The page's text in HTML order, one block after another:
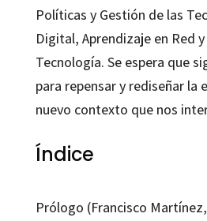
Políticas y Gestión de las
Digital, Aprendizaje en Red
Tecnología. Se espera que
para repensar y rediseñar la
nuevo contexto que nos
Índice
Prólogo (Francisco